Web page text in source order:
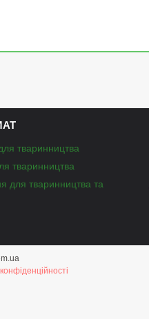
тваринництва
тваринництва
для тваринництва та